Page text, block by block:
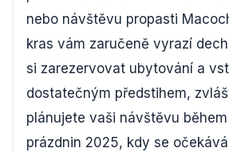
nebo návštěvu propasti
kras vám zaručeně vyrazí
si zarezervovat ubytování a
dostatečným předstihem,
plánujete vaši návštěvu
prázdnin 2025, kdy se